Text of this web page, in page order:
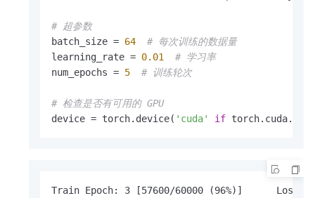
# 超参数
batch_size = 64
# 每次训练的数据量
learning_rate = 0.01
# 学习率
num_epochs = 5 # 训练轮次
# 检查是否有可用的 GPU
device = torch.device( 'cuda' if
Train Epoch: 3 [57600/60000 (96%)]      Loss: